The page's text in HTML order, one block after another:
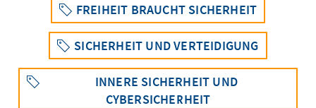
FREIHEIT BRAUCHT SICHERHEIT
SICHERHEIT UND VERTEIDIGUNG
INNERE SICHERHEIT UND
CYBERSICHERHEIT